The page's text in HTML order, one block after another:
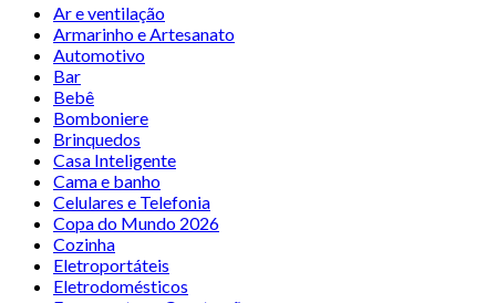
Ar e ventilação
Armarinho e Artesanato
Automotivo
Bar
Bebê
Bomboniere
Brinquedos
Casa Inteligente
Cama e banho
Celulares e Telefonia
Copa do Mundo 2026
Cozinha
Eletroportáteis
Eletrodomésticos